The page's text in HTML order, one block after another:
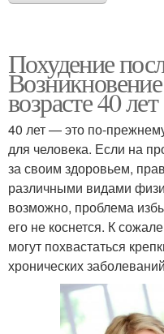
Похудение
возрасте 40 лет
40 лет — это по-
для человека. Если на
за своим здоровьем,
различными видами
возможно, проблема
его не коснется. К
могут похвастаться
хронических